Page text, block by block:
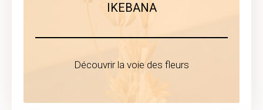
IKEBANA
Découvrir la voie des fleurs